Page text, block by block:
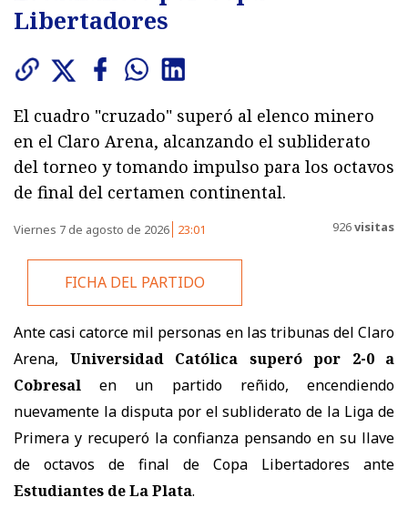
Libertadores
El cuadro "cruzado" superó al elenco minero
en el Claro Arena, alcanzando el subliderato
del torneo y tomando impulso para los octavos
de final del certamen continental.
Viernes 7 de agosto de 2026 23:01 926visitas
FICHA DEL PARTIDO
Ante casi catorce mil personas en las tribunas del Claro
Arena, Universidad Católica superó por 2-0 a
Cobresal en un partido reñido, encendiendo
nuevamente la disputa por el subliderato de la Liga de
Primera y recuperó la confianza pensando en su llave
de octavos de final de Copa Libertadores ante
Estudiantes de La Plata.